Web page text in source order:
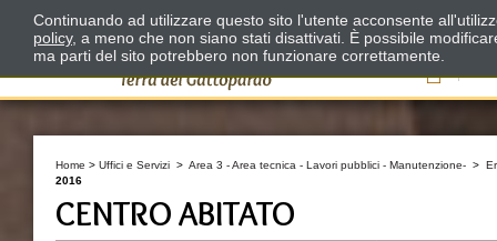
Il
Home > Uffici e Servizi > Area 3 - Area tecnica - Lavori pubblici - Manutenzione- >
2016
CENTRO ABITATO
Continuando ad utilizzare questo sito l'utente acconsente
policy, a meno che non siano stati disattivati. È possibile
ma parti del sito potrebbero non funzionare correttamente.